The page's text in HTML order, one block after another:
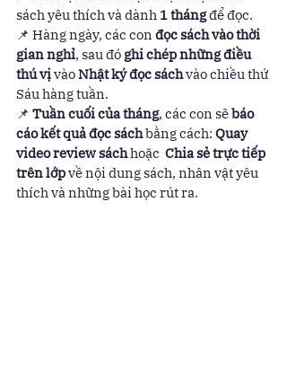
sách yêu thích và dành 1 tháng để đọc.
📌 Hàng ngày, các con đọc sách vào thời
gian nghỉ, sau đó ghi chép những điều
thú vị vào Nhật ký đọc sách vào chiều thứ
Sáu hàng tuần.
📌 Tuần cuối của tháng, các con sẽ báo
cáo kết quả đọc sách bằng cách: Quay
video review sách hoặc Chia sẻ trực tiếp
trên lớp về nội dung sách, nhân vật yêu
thích và những bài học rút ra.